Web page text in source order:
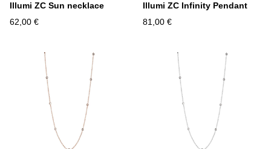
Illumi ZC Sun necklace
62,00 €
Illumi ZC Infinity Pendant
81,00 €